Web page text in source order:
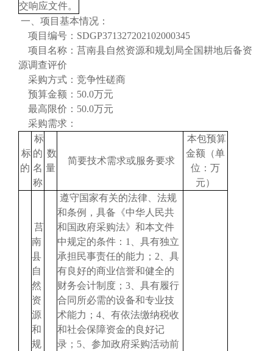
交响应文件。
一、项目基本情况：
项目编号： SDGP371327202102000345
项目名称：莒南县自然资源和规划局全国耕地后备资
源调查评价
采购方式：竞争性磋商
预算金额： 50.0万元
最高限价： 50.0万元
采购需求：
标
的
标
的
名
称
数
量
简要技术需求或服务要求
本包预算
金额（单
位：万
元）
莒
南
县
自
然
资
源
和
规
遵守国家有关的法律、法规
和条例，具备《中华人民共
和国政府采购法》和本文件
中规定的条件：1、具有独立
承担民事责任的能力；2、具
有良好的商业信誉和健全的
财务会计制度；3、具有履行
合同所必需的设备和专业技
术能力；4、有依法缴纳税收
和社会保障资金的良好记
录；5、参加政府采购活动前